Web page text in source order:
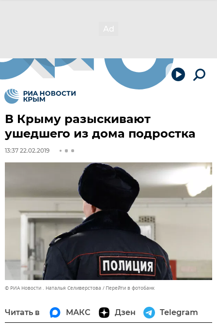
В Крыму разыскивают
ушедшего из дома подростка
13:37 22.02.2019
© РИА Новости . Наталья Селиверстова Перейти в фотобанк
Читать в МАКС Дзен Telegram